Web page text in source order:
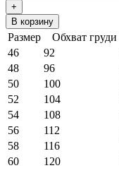
+
В корзину
Размер Обхват груди
46
92
48
96
50
100
52
104
54
108
56
112
58
116
60
120